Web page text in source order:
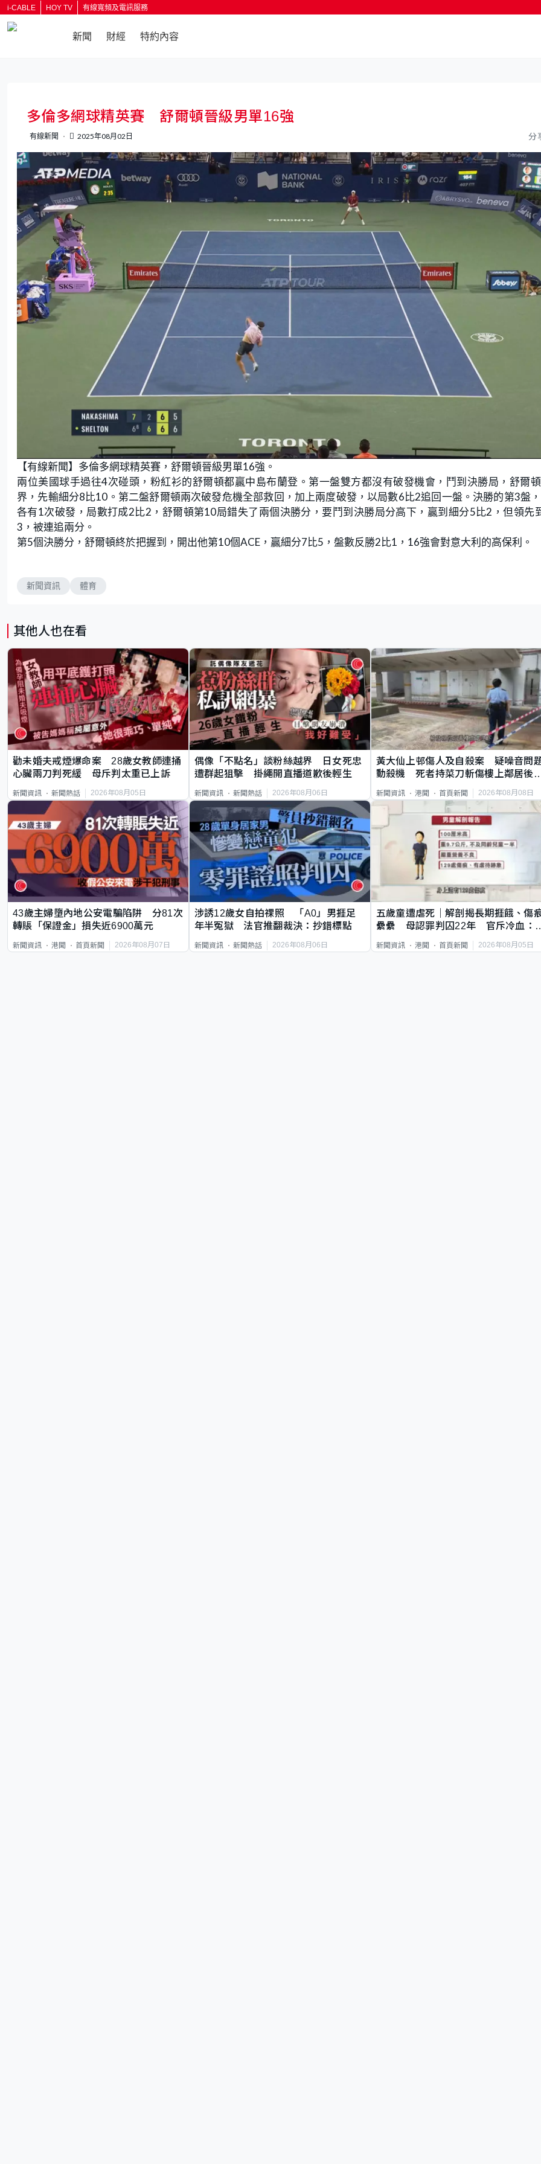
i-CABLE HOY TV 有線寬頻及電訊服務
新聞 財經 特約內容
多倫多網球精英賽 舒爾頓晉級男單16強
有線新聞 2025年08月02日 分
【有線新聞】多倫多網球精英賽，舒爾頓晉級男單16強。
兩位美國球手過往4次碰頭，粉紅衫的舒爾頓都贏中島布蘭登。第一盤雙方都沒有破發機會，鬥到決勝局，舒爾
界，先輸細分8比10。第二盤舒爾頓兩次破發危機全部救回，加上兩度破發，以局數6比2追回一盤。決勝的第3盤
各有1次破發，局數打成2比2，舒爾頓第10局錯失了兩個決勝分，要鬥到決勝局分高下，贏到細分5比2，但領先
3，被連追兩分。
第5個決勝分，舒爾頓終於把握到，開出他第10個ACE，贏細分7比5，盤數反勝2比1，16強會對意大利的高保利。
新聞資訊 體育
其他人也在看
勸未婚夫戒煙爆命案 28歲女教師連捅
心臟兩刀判死緩 母斥判太重已上訴
新聞資訊 新聞熱話 2026年08月05日
偶像「不點名」談粉絲越界 日女死忠
遭群起狙擊 掛繩開直播道歉後輕生
新聞資訊 新聞熱話 2026年08月06日
黃大仙上邨傷人及自殺案 疑噪音問
動殺機 死者持菜刀斬傷樓上鄰居後
新聞資訊 港聞 首頁新聞 2026年08月08日
43歲主婦墮內地公安電騙陷阱 分81次
轉賬「保證金」損失近6900萬元
新聞資訊 港聞 首頁新聞 2026年08月07日
涉誘12歲女自拍祼照 「A0」男捱足
年半冤獄 法官推翻裁決：抄錯標點
新聞資訊 新聞熱話 2026年08月06日
五歲童遭虐死｜解剖揭長期捱餓、傷
纍纍 母認罪判囚22年 官斥冷血：
新聞資訊 港聞 首頁新聞 2026年08月05日